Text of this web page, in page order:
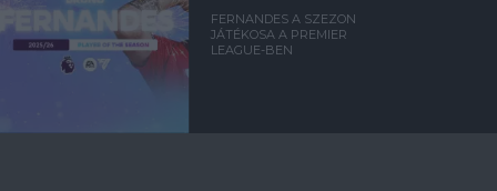
FERNANDES A SZEZON
JÁTÉKOSA A PREMIER
LEAGUE-BEN